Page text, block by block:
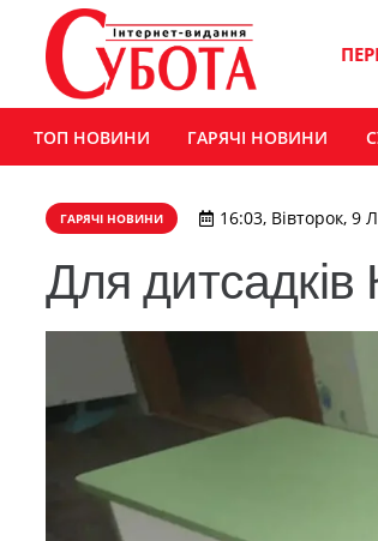
ТОП НОВИНИ ГАРЯЧІ НОВИНИ
ГАРЯЧІ НОВИНИ 16:03, Вівторок, 9
Для дитсадків